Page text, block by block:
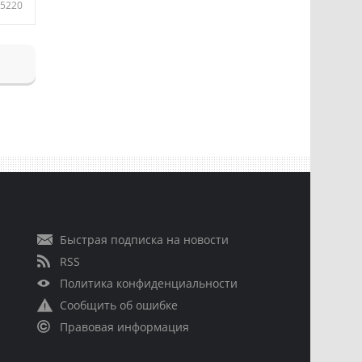
5220
Быстрая подписка на новости
RSS
Политика конфиденциальности
Сообщить об ошибке
Правовая информация